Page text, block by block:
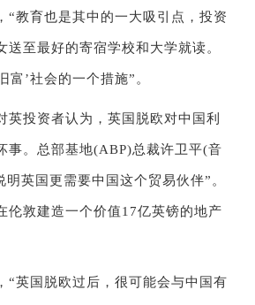
育也是其中的一大吸引点，投资
送至最好的寄宿学校和大学就读。
富’社会的一个措施”。
投资者认为，英国脱欧对中国利
事。总部基地(ABP)总裁许卫平(音
英国更需要中国这个贸易伙伴”。
伦敦建造一个价值17亿英镑的地产
国脱欧过后，很可能会与中国有